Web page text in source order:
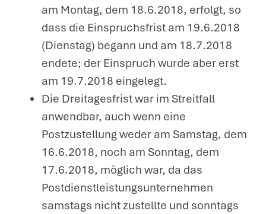
am Montag, dem 18.6.2018, erfolgt, so
dass die Einspruchsfrist am 19.6.2018
(Dienstag) begann und am 18.7.2018
endete; der Einspruch wurde aber erst
am 19.7.2018 eingelegt.
Die Dreitagesfrist war im Streitfall
anwendbar, auch wenn eine
Postzustellung weder am Samstag, dem
16.6.2018, noch am Sonntag, dem
17.6.2018, möglich war, da das
Postdienstleistungsunternehmen
samstags nicht zustellte und sonntags